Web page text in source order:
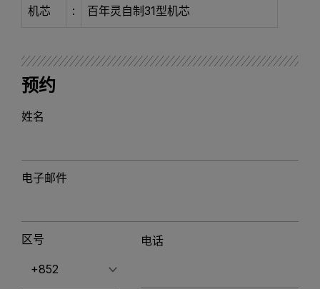
机芯 : 百年灵自制31型机芯
预约
姓名
电子邮件
区号 电话